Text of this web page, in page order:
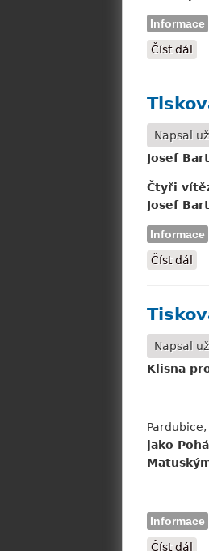
Informace
Číst dál
Napsal
Josef
Čtyři
Josef
Informace
Číst dál
Napsal
Klisna
jako
Informace
Číst dál